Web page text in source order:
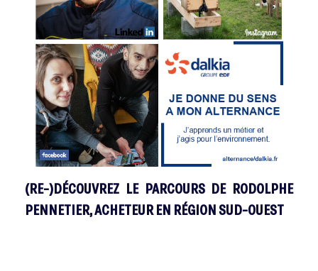
(RE-)DÉCOUVREZ LE PARCOURS DE RODOLPHE
PENNETIER, ACHETEUR EN RÉGION SUD-OUEST